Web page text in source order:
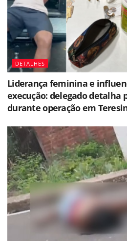
DETALHES
Liderança feminina e
execução: delegado detalha
durante operação em